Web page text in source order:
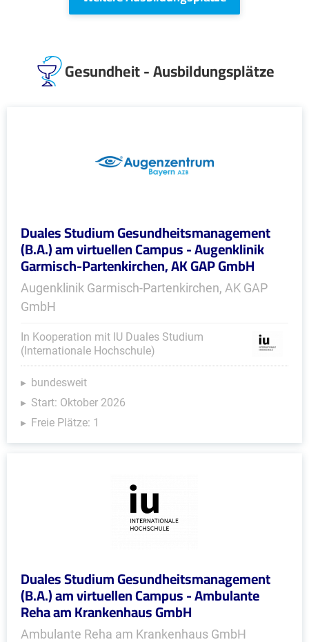
Gesundheit - Ausbildungsplätze
Duales Studium Gesundheitsmanagement
(B.A.) am virtuellen Campus - Augenklinik
Garmisch-Partenkirchen, AK GAP GmbH
Augenklinik Garmisch-Partenkirchen, AK GAP
GmbH
In Kooperation mit IU Duales Studium
(Internationale Hochschule)
bundesweit
Start: Oktober 2026
Freie Plätze: 1
Duales Studium Gesundheitsmanagement
(B.A.) am virtuellen Campus - Ambulante
Reha am Krankenhaus GmbH
Ambulante Reha am Krankenhaus GmbH